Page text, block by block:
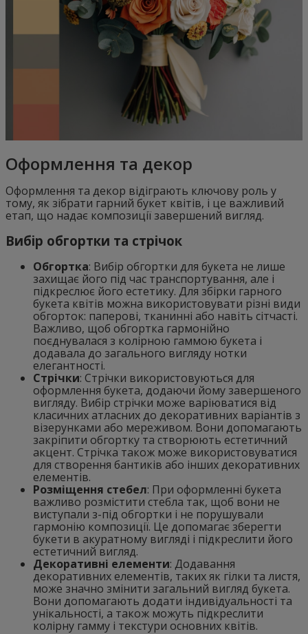
Оформлення та декор
Оформлення та декор відіграють ключову роль у
тому, як зібрати гарний букет квітів, і це важливий
етап, що надає композиції завершений вигляд.
Вибір обгортки та стрічок
Обгортка: Вибір обгортки для букета не лише
захищає його під час транспортування, але і
підкреслює його естетику. Для збірки гарного
букета квітів можна використовувати різні види
обгорток: паперові, тканинні або навіть сітчасті.
Важливо, щоб обгортка гармонійно
поєднувалася з колірною гаммою букета і
додавала до загального вигляду нотки
елегантності.
Стрічки: Стрічки використовуються для
оформлення букета, додаючи йому завершеного
вигляду. Вибір стрічки може варіюватися від
класичних атласних до декоративних варіантів з
візерунками або мереживом. Вони допомагають
закріпити обгортку та створюють естетичний
акцент. Стрічка також може використовуватися
для створення бантиків або інших декоративних
елементів.
Розміщення стебел: При оформленні букета
важливо розмістити стебла так, щоб вони не
виступали з-під обгортки і не порушували
гармонію композиції. Це допомагає зберегти
букети в акуратному вигляді і підкреслити його
естетичний вигляд.
Декоративні елементи: Додавання
декоративних елементів, таких як гілки та листя,
може значно змінити загальний вигляд букета.
Вони допомагають додати індивідуальності та
унікальності, а також можуть підкреслити
колірну гамму і текстури основних квітів.